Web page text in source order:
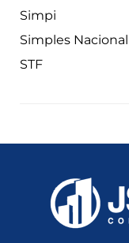
Simpi
Simples Nacional
STF